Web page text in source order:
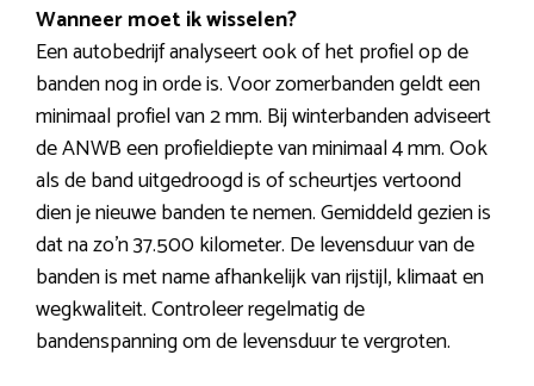
Wanneer moet ik wisselen?
Een autobedrijf analyseert ook of het profiel op de
banden nog in orde is. Voor zomerbanden geldt een
minimaal profiel van 2 mm. Bij winterbanden adviseert
de ANWB een profieldiepte van minimaal 4 mm. Ook
als de band uitgedroogd is of scheurtjes vertoond
dien je nieuwe banden te nemen. Gemiddeld gezien is
dat na zo’n 37.500 kilometer. De levensduur van de
banden is met name afhankelijk van rijstijl, klimaat en
wegkwaliteit. Controleer regelmatig de
bandenspanning om de levensduur te vergroten.